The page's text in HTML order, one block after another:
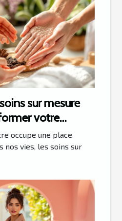
sur mesure
votre
être ?
occupe une place
nos vies, les soins sur